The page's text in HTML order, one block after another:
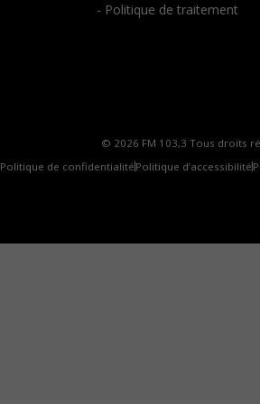
- Politique de traitement
© 2026 FM 103,3 Tous droits
Politique de confidentialité Politique d’accessibilité